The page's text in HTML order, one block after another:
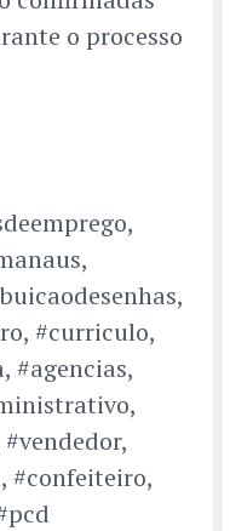
o processo
#curriculo,
#agencias,
#confeiteiro,